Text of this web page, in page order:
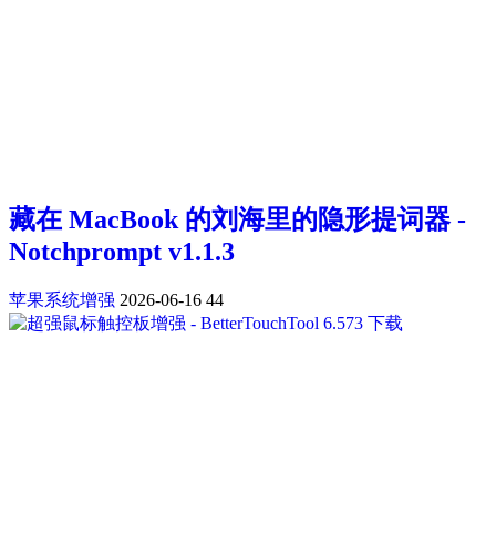
藏在 MacBook 的刘海里的隐形提词器 -
Notchprompt v1.1.3
苹果系统增强 2026-06-16 44